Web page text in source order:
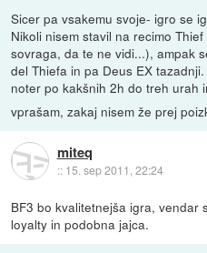
Sicer pa vsakemu svoje- igro se
Nikoli nisem stavil na recimo
sovraga, da te ne vidi...), ampak
del Thiefa in pa Deus EX
noter po kakšnih 2h do treh urah
vprašam, zakaj nisem že prej
miteq
:: 15. sep 2011, 22:24
BF3 bo kvalitetnejša igra, vendar
loyalty in podobna jajca.